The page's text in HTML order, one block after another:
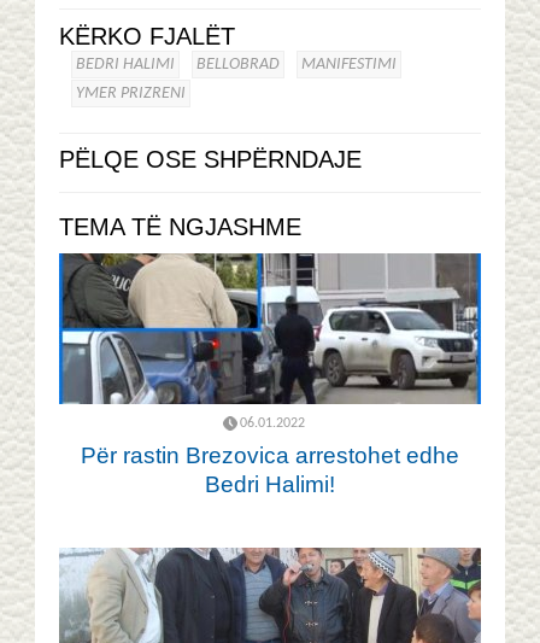
KËRKO FJALËT
BEDRI HALIMI BELLOBRAD
MANIFESTIMI
YMER PRIZRENI
PËLQE OSE SHPËRNDAJE
TEMA TË NGJASHME
06.01.2022
Për rastin Brezovica arrestohet edhe
Bedri Halimi!